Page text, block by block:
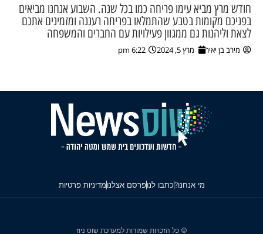
חודש מרץ מביא עימו פריחה כמו בכל שנה. השבוע אנחנו מביאים
בפניכם מקומות בטבע שהתמלאו בפריחה רעננה ומזמינים אתכם
לצאת וליהנות גם ממגוון פעילויות עם החברים והמשפחה
מירב בן יאיר מרץ 5, 2024 6:22 pm
מי אנחנו?כתבו לנופרסם אצלנומדיניות פרטיות
© כל הזכויות שמורות למערכת שוס ניוז